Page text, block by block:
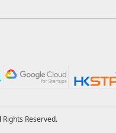
Rights Reserved.